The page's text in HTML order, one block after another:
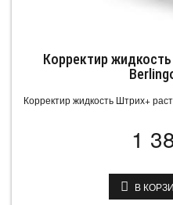
Корректир
Корректир жидкость Штрих+
1
В